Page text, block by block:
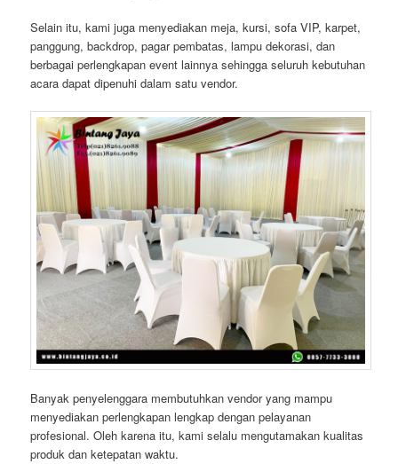
Selain itu, kami juga menyediakan meja, kursi, sofa VIP, karpet,
panggung, backdrop, pagar pembatas, lampu dekorasi, dan
berbagai perlengkapan event lainnya sehingga seluruh kebutuhan
acara dapat dipenuhi dalam satu vendor.
Banyak penyelenggara membutuhkan vendor yang mampu
menyediakan perlengkapan lengkap dengan pelayanan
profesional. Oleh karena itu, kami selalu mengutamakan kualitas
produk dan ketepatan waktu.